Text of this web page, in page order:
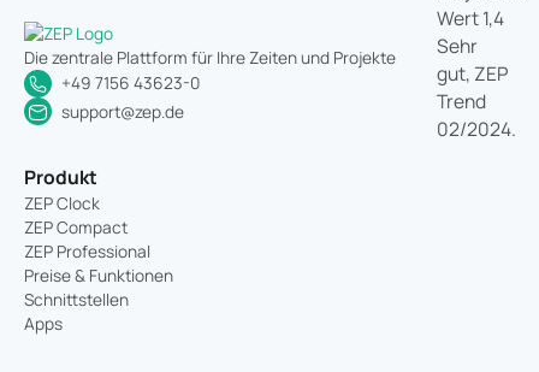
Die zentrale Plattform für Ihre Zeiten und Projekte
+49 7156 43623-0
support@zep.de
Produkt
ZEP Clock
ZEP Compact
ZEP Professional
Preise & Funktionen
Schnittstellen
Apps